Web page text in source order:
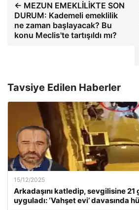
← MEZUN EMEKLİLİKTE SON
DURUM: Kademeli emeklilik
ne zaman başlayacak? Bu
konu Meclis'te tartışıldı mı?
Tavsiye Edilen Haberler
15/12/2025
Arkadaşını katledip, sevgilisine 21
uyguladı: ‘Vahşet evi’ davasında